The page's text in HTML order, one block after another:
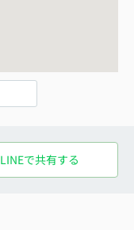
LINEで共有する